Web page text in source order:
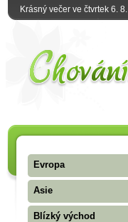
Krásný večer ve čtvrtek 6.
Evropa
Asie
Blízký východ